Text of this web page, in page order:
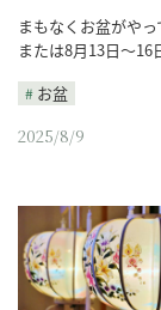
まもなくお盆がや
または8月13日～
お盆
2025/8/9